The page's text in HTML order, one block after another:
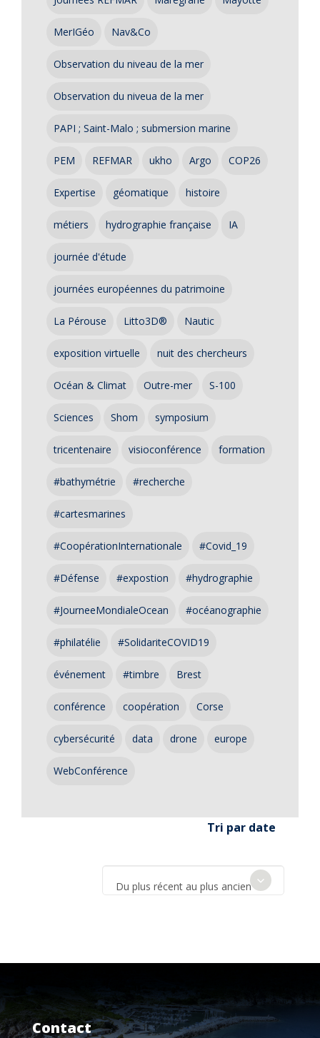
MerIGéo Nav&Co
Observation du niveau de la mer
Observation du niveua de la mer
PAPI ; Saint-Malo ; submersion marine
PEM REFMAR ukho Argo COP26
Expertise géomatique histoire
métiers hydrographie française IA
journée d'étude
journées européennes du patrimoine
La Pérouse Litto3D® Nautic
exposition virtuelle nuit des chercheurs
Océan & Climat Outre-mer S-100
Sciences Shom symposium
tricentenaire visioconférence formation
#bathymétrie #recherche
#cartesmarines
#CoopérationInternationale #Covid_19
#Défense #expostion #hydrographie
#JourneeMondialeOcean #océanographie
#philatélie #SolidariteCOVID19
événement #timbre Brest
conférence coopération Corse
cybersécurité data drone europe
WebConférence
Tri par date
Du plus récent au plus ancien
Contact